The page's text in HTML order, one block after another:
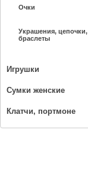
Очки
Украшения, цепочки,
браслеты
Игрушки
Сумки женские
Клатчи, портмоне